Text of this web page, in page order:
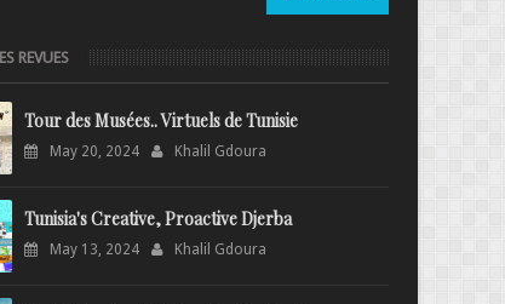
REVUES
Tour des Musées.. Virtuels de Tunisie
May 20, 2024 Khalil Gdoura
Tunisia's Creative, Proactive Djerba
May 13, 2024 Khalil Gdoura